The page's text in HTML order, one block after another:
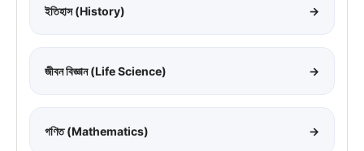
ইতিহাস (History) →
জীবন বিজ্ঞান (Life Science) →
গণিত (Mathematics) →